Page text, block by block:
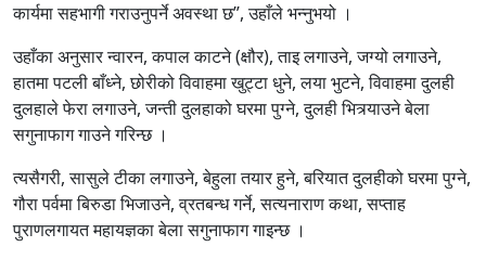
कार्यमा सहभागी गराउनुपर्ने अवस्था छ”, उहाँले भन्नुभयो ।
उहाँका अनुसार न्वारन, कपाल काटने (क्षौर), ताइ लगाउने, जग्यो लगाउने,
हातमा पटली बाँध्ने, छोरीको विवाहमा खुट्टा धुने, लया भुटने, विवाहमा दुलही
दुलहाले फेरा लगाउने, जन्ती दुलहाको घरमा पुग्ने, दुलही भित्र्याउने बेला
सगुनाफाग गाउने गरिन्छ ।
त्यसैगरी, सासुले टीका लगाउने, बेहुला तयार हुने, बरियात दुलहीको घरमा पुग्ने,
गौरा पर्वमा बिरुडा भिजाउने, व्रतबन्ध गर्ने, सत्यनाराण कथा, सप्ताह
पुराणलगायत महायज्ञका बेला सगुनाफाग गाइन्छ ।